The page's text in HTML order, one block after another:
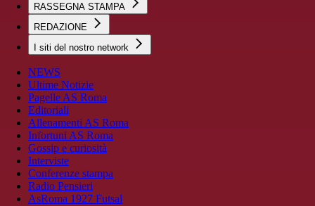
RASSEGNA STAMPA
REDAZIONE
I siti del nostro network
NEWS
Ultime Notizie
Pagelle AS Roma
Editoriali
Allenamenti AS Roma
Infortuni AS Roma
Gossip e curiosità
Interviste
Conferenze stampa
Radio Pensieri
AsRoma 1927 Futsal